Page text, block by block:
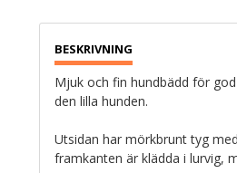
Mjuk och fin hundbädd för
den lilla hunden.
Utsidan har mörkbrunt tyg
framkanten är klädda i lurvig,